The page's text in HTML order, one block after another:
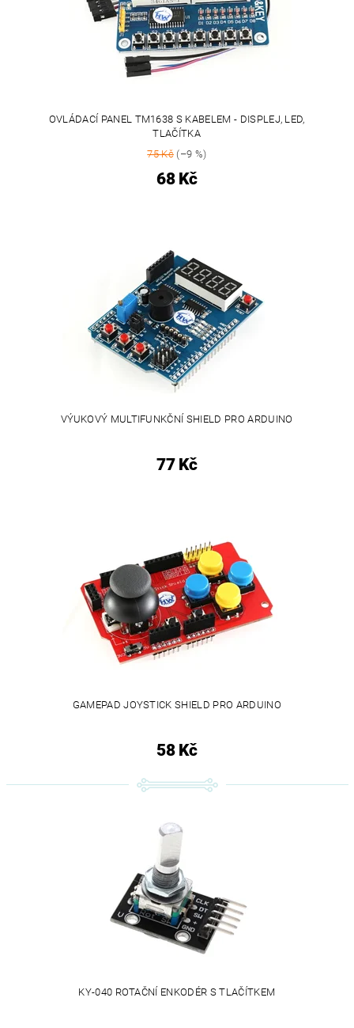
OVLÁDACÍ PANEL TM1638 S KABELEM - DISPLEJ, LED,
TLAČÍTKA
75 Kč(–9 %)
68 Kč
VÝUKOVÝ MULTIFUNKČNÍ SHIELD PRO ARDUINO
77 Kč
GAMEPAD JOYSTICK SHIELD PRO ARDUINO
58 Kč
KY-040 ROTAČNÍ ENKODÉR S TLAČÍTKEM